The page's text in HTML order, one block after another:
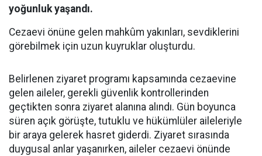
yoğunluk yaşandı.
Cezaevi önüne gelen mahkûm yakınları, sevdiklerini
görebilmek için uzun kuyruklar oluşturdu.
​Belirlenen ziyaret programı kapsamında cezaevine
gelen aileler, gerekli güvenlik kontrollerinden
geçtikten sonra ziyaret alanına alındı. Gün boyunca
süren açık görüşte, tutuklu ve hükümlüler aileleriyle
bir araya gelerek hasret giderdi. Ziyaret sırasında
duygusal anlar yaşanırken, aileler cezaevi önünde